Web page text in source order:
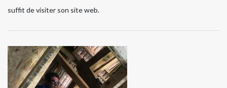
suffit de visiter son site web.